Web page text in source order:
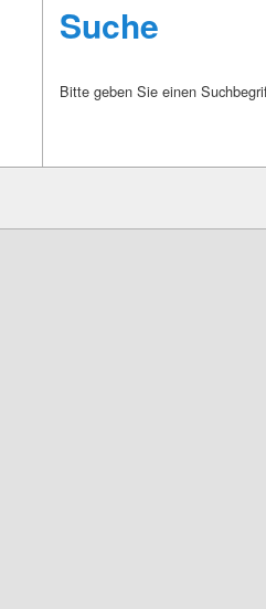
Suche
Bitte geben Sie einen